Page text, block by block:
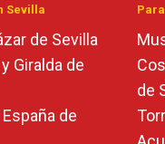
Sevilla
de Sevilla
Giralda de
de
de